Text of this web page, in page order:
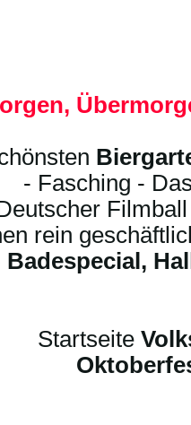
- Fasching -
rein
Badespecial,
Startseite